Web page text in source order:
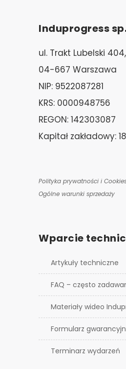
Induprogress
ul. Trakt Lubelski 404,
04-667 Warszawa
NIP: 9522087281
KRS: 0000948756
REGON: 142303087
Kapitał zakładowy:
Polityka prywatności i
Ogólne warunki sprzedaży
Wparcie
Artykuły techniczne
FAQ – często
Materiały wideo
Formularz
Terminarz wydarzeń